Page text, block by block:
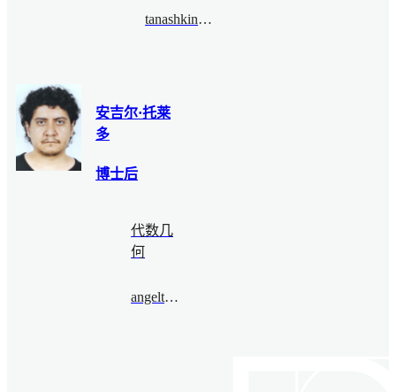
tanashkin.alexey@bimsa.cn
安吉尔·托莱
多
博士后
代数几
何
angeltoledo@bimsa.cn